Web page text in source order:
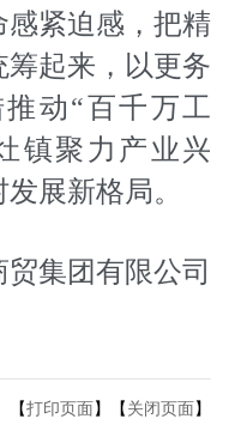
紧迫感，把精
起来，以更务
动“百千万工
镇聚力产业兴
展新格局。
集团有限公司
【打印页面 】【 关闭页面 】